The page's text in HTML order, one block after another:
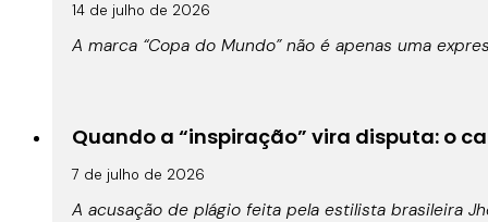
14 de julho de 2026
A marca “Copa do Mundo” não é apenas uma
Quando a “inspiração” vira disputa: o
7 de julho de 2026
A acusação de plágio feita pela estilista brasileira